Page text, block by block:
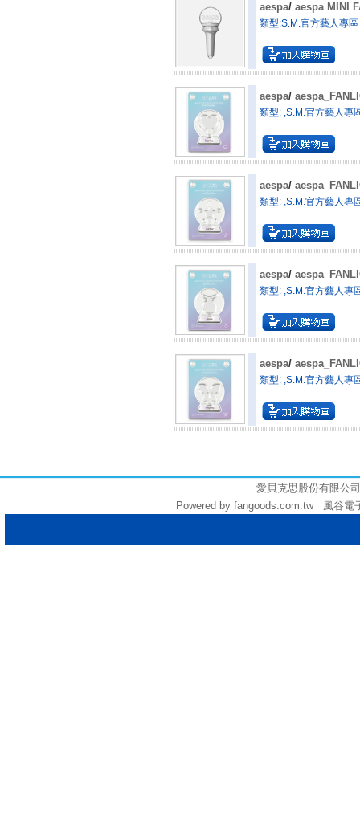
aespa/ aespa MINI
類型:S.M.官方藝人專
aespa/
類型: ,S.M.官方藝人專
aespa/
類型: ,S.M.官方藝人專
aespa/
類型: ,S.M.官方藝人專
aespa/
類型: ,S.M.官方藝人專
愛貝克思股份有限
Powered by fangoods.com.tw 風谷電子商